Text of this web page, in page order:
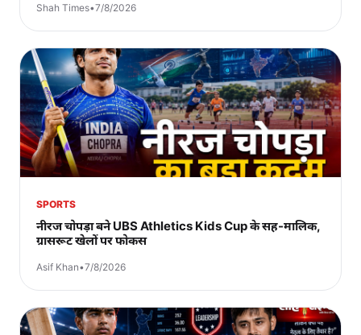
Shah Times•7/8/2026
SPORTS
नीरज चोपड़ा बने UBS Athletics Kids Cup के सह-मालिक,
ग्रासरूट खेलों पर फोकस
Asif Khan•7/8/2026